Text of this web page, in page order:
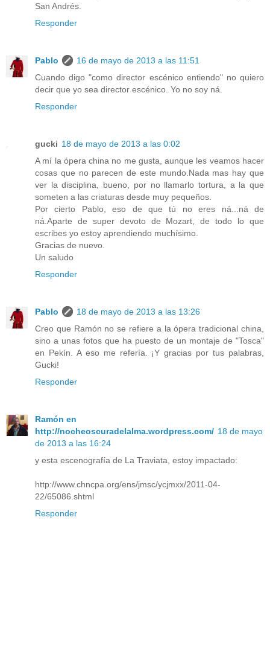
San Andrés.
Responder
Pablo
16 de mayo de 2013 a las 11:51
Cuando digo "como director escénico entiendo" no quiero
decir que yo sea director escénico. Yo no soy ná.
Responder
gucki 18 de mayo de 2013 a las 0:02
A mí la ópera china no me gusta, aunque les veamos hacer
cosas que no parecen de este mundo.Nada mas hay que
ver la disciplina, bueno, por no llamarlo tortura, a la que
someten a las criaturas desde muy pequeños.
Por cierto Pablo, eso de que tú no eres ná...ná de
ná.Aparte de super devoto de Mozart, de todo lo que
escribes yo estoy aprendiendo muchísimo.
Gracias de nuevo.
Un saludo
Responder
Pablo
18 de mayo de 2013 a las 13:26
Creo que Ramón no se refiere a la ópera tradicional china,
sino a unas fotos que ha puesto de un montaje de "Tosca"
en Pekín. A eso me refería. ¡Y gracias por tus palabras,
Gucki!
Responder
Ramón en
http://nocheoscuradelalma.wordpress.com/ 18 de mayo
de 2013 a las 16:24
y esta escenografía de La Traviata, estoy impactado:
http://www.chncpa.org/ens/jmsc/ycjmxx/2011-04-
22/65086.shtml
Responder